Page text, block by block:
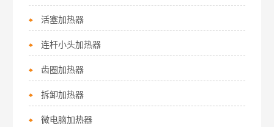
活塞加热器
连杆小头加热器
齿圈加热器
拆卸加热器
微电脑加热器